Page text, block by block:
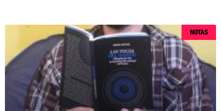
NOTAS